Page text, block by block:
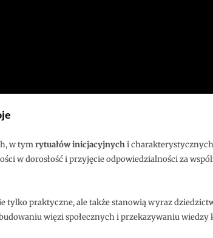
w tymrytuałów inicjacyjnychi
w dorosłość i przyjęcie odpowiedzialności za
tylko praktyczne, ale także stanowią wyraz
więzi społecznych i przekazywaniu